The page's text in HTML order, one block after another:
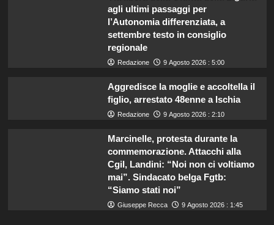
agli ultimi passaggi per
l’Autonomia differenziata, a
settembre testo in consiglio
regionale
Redazione 9 Agosto 2026 : 5:00
Aggredisce la moglie e accoltella il
figlio, arrestato 48enne a Ischia
Redazione 9 Agosto 2026 : 2:10
Marcinelle, protesta durante la
commemorazione. Attacchi alla
Cgil, Landini: “Noi non ci voltiamo
mai”. Sindacato belga Fgtb:
“Siamo stati noi”
Giuseppe Recca 9 Agosto 2026 : 1:45